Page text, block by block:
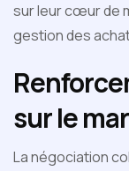
sur leur cœur de
gestion des
sur le
La négociation